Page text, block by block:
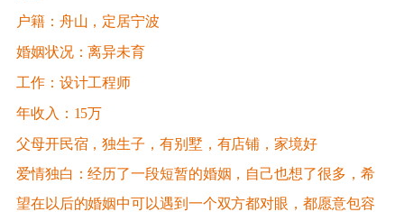
户籍：舟山，定居宁波
婚姻状况：离异未育
工作：设计工程师
年收入：15万
父母开民宿，独生子，有别墅，有店铺，家境好
爱情独白：经历了一段短暂的婚姻，自己也想了很多，希
望在以后的婚姻中可以遇到一个双方都对眼，都愿意包容